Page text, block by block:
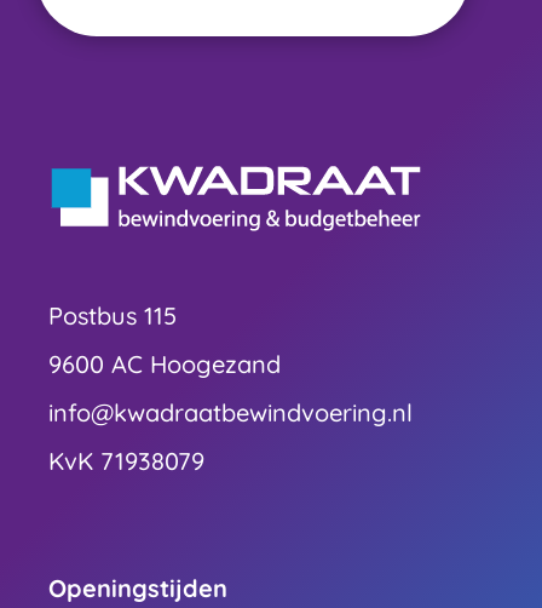
Postbus 115
9600 AC Hoogezand
info@kwadraatbewindvoering.nl
KvK 71938079
Openingstijden